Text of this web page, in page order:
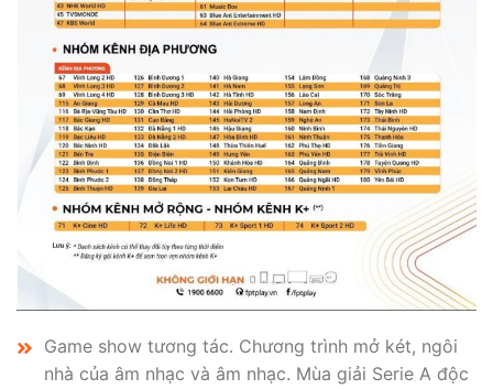
Game show tương tác. Chương trình mở két, ngôi
nhà của âm nhạc và âm nhạc. Mùa giải Serie A độc